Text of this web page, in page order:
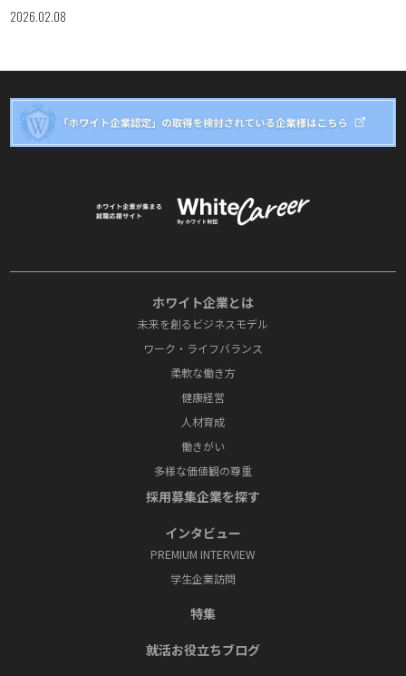
2026.02.08
ホワイト企業とは
未来を創るビジネスモデル
ワーク・ライフバランス
柔軟な働き方
健康経営
人材育成
働きがい
多様な価値観の尊重
採⽤募集企業を探す
インタビュー
PREMIUM INTERVIEW
学⽣企業訪問
特集
就活お役⽴ちブログ